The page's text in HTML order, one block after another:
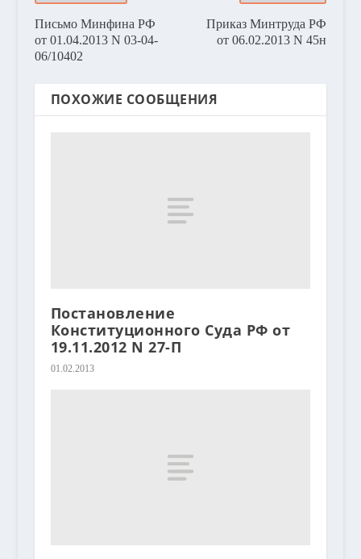
Письмо Минфина РФ
от 01.04.2013 N 03-04-
06/10402
Приказ Минтруда РФ
от 06.02.2013 N 45н
ПОХОЖИЕ СООБЩЕНИЯ
Постановление
Конституционного Суда РФ от
19.11.2012 N 27-П
01.02.2013